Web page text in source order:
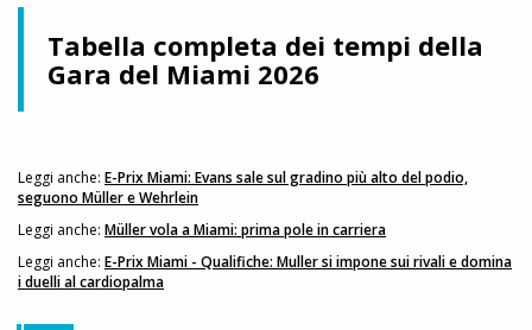
Tabella completa dei tempi della
Gara del Miami 2026
Leggi anche: E-Prix Miami: Evans sale sul gradino più alto del podio,
seguono Müller e Wehrlein
Leggi anche: Müller vola a Miami: prima pole in carriera
Leggi anche: E-Prix Miami - Qualifiche: Muller si impone sui rivali e domina
i duelli al cardiopalma